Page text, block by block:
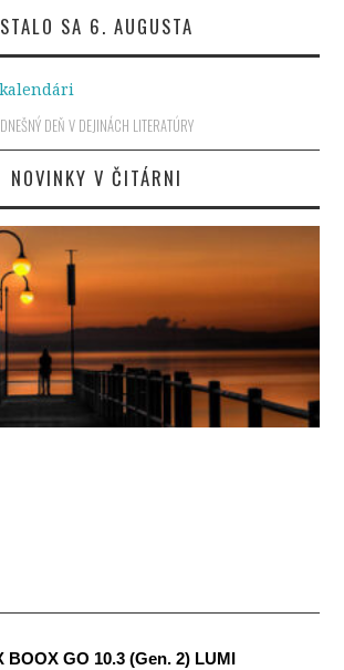
STALO SA 6. AUGUSTA
DNEŠNÝ DEŇ V DEJINÁCH LITERATÚRY
NOVINKY V ČITÁRNI